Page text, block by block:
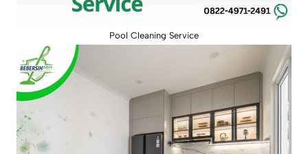
Pool Cleaning Service